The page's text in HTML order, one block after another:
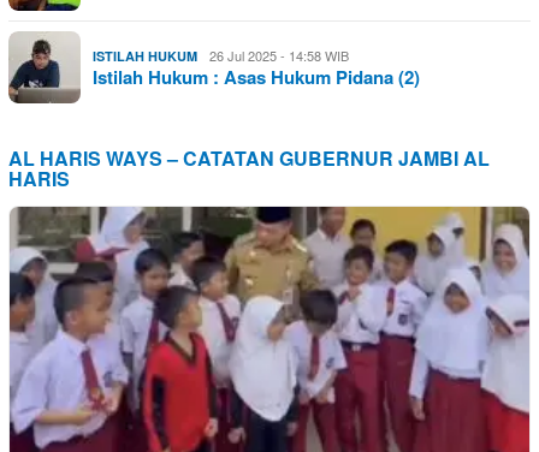
ISTILAH HUKUM 26 Jul 2025 - 14:58 WIB
Istilah Hukum : Asas Hukum Pidana (2)
AL HARIS WAYS – CATATAN GUBERNUR JAMBI AL
HARIS